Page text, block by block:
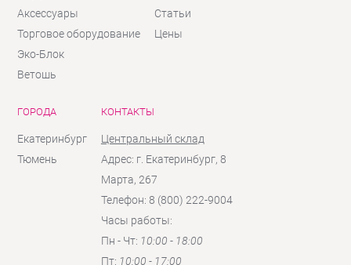
Аксессуары
Торговое оборудование
Эко-Блок
Ветошь
Статьи
Цены
ГОРОДА
Екатеринбург
Тюмень
КОНТАКТЫ
Центральный склад
Адрес: г. Екатеринбург, 8
Марта, 267
Телефон: 8 (800) 222-9004
Часы работы:
Пн - Чт: 10:00 - 18:00
Пт: 10:00 - 17:00